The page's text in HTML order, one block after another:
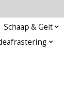
Schaap & Geit